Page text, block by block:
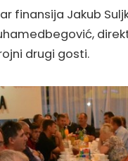
finansija Jakub
drugi gosti.